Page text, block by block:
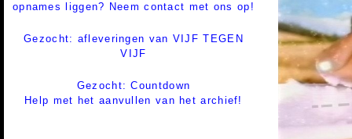
opnames liggen? Neem contact met ons op!
Gezocht: afleveringen van VIJF TEGEN
VIJF
Gezocht: Countdown
Help met het aanvullen van het archief!